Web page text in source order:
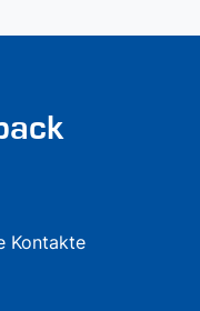
Kontakte